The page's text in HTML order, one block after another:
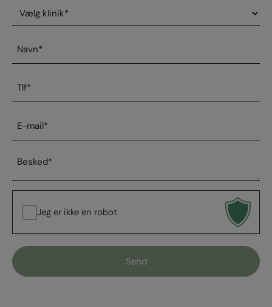
Vælg
klinik
*
mail
*
Besked
*
Jeg er ikke en robot